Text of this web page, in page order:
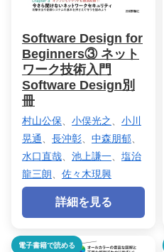
Software Design for
Beginners③ ネット
ワーク技術入門
Software Design別
冊
村山公保 小俣光之
小川
晃通
長沖彰 中森朋郁
水口直哉
池上謙一
塩治
龍三朗
佐々木現興
詳細を見る
電子書籍で読める